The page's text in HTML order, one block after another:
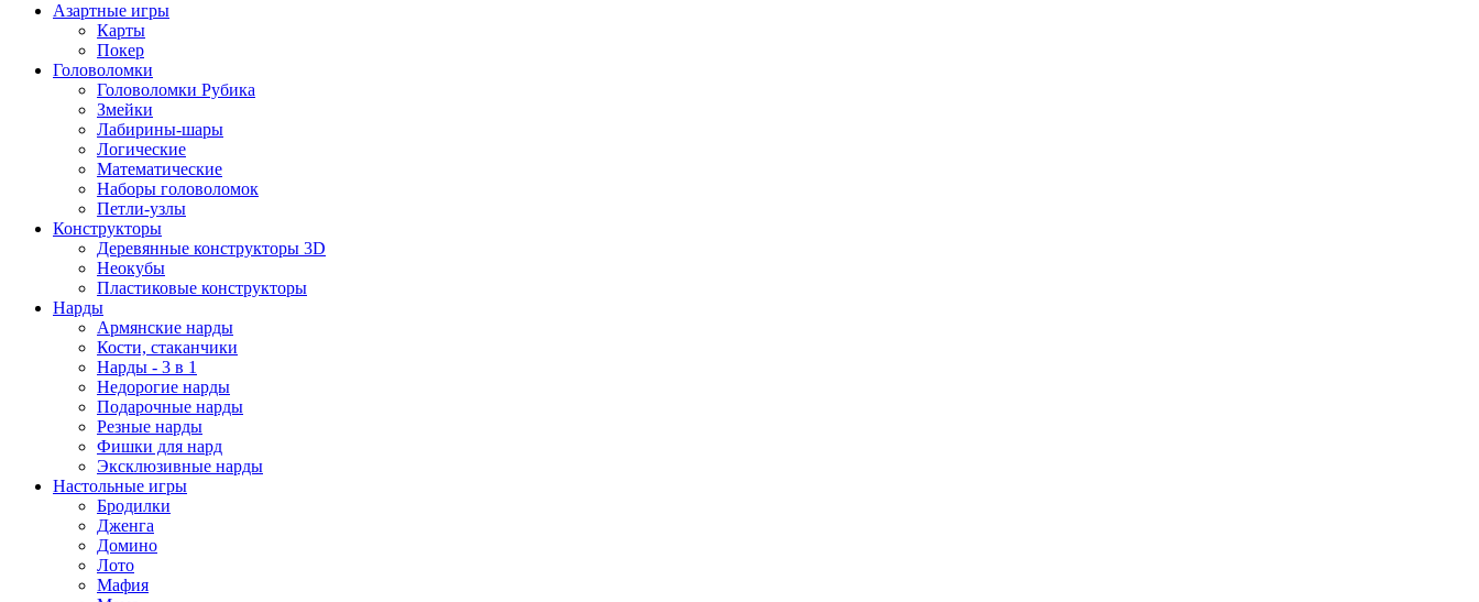
Азартные игры
Карты
Покер
Головоломки
Головоломки Рубика
Змейки
Лабирины-шары
Логические
Математические
Наборы головоломок
Петли-узлы
Конструкторы
Деревянные конструкторы 3D
Неокубы
Пластиковые конструкторы
Нарды
Армянские нарды
Кости, стаканчики
Нарды - 3 в 1
Недорогие нарды
Подарочные нарды
Резные нарды
Фишки для нард
Эксклюзивные нарды
Настольные игры
Бродилки
Дженга
Домино
Лото
Мафия